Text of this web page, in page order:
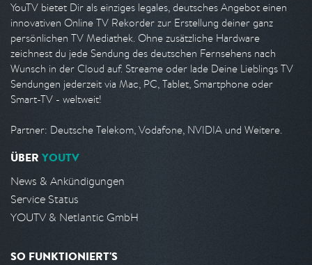
YouTV bietet Dir als einziges legales, deutsches Angebot einen
innovativen Online TV Rekorder zur Erstellung deiner ganz
persönlichen TV Mediathek. Ohne zusätzliche Hardware
zeichnest du jede Sendung des deutschen Fernsehens nach
Wunsch in der Cloud auf. Streame oder lade Deine Lieblings TV
Sendungen jederzeit via Mac, PC, Tablet, Smartphone oder
Smart-TV - weltweit!
Partner: Deutsche Telekom, Vodafone, NVIDIA und Weitere.
ÜBER YOUTV
News & Ankündigungen
Service Status
YOUTV & Netlantic GmbH
SO FUNKTIONIERT'S